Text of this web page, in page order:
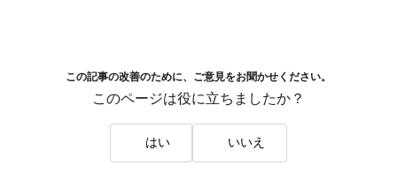
この記事の改善のために、ご意見をお聞かせください。
このページは役に立ちましたか？
はい いいえ